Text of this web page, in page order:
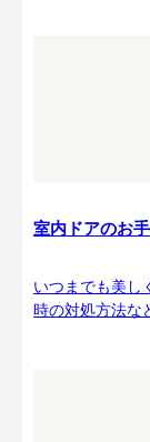
室内ドアのお
いつまでも美し
時の対処方法な